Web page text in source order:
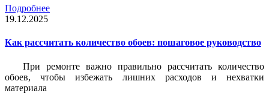
Подробнее
19.12.2025
Как рассчитать количество обоев: пошаговое руководство
При ремонте важно правильно рассчитать количество
обоев, чтобы избежать лишних расходов и нехватки
материала